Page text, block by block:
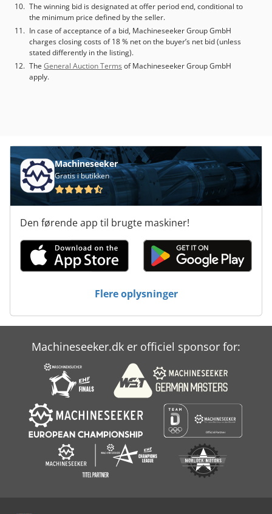
The winning bid is designated at offer period end, conditional to
the minimum price defined by the seller.
In case of acceptance of a bid, Machineseeker Group GmbH
charges closing costs of 18 % net on the buyer’s net bid (unless
stated differently in the listing).
The General Auction Terms of Machineseeker Group GmbH
apply.
Machineseeker
Gratis i butikken
Den førende app til brugte maskiner!
Flere oplysninger
Machineseeker.dk er officiel sponsor for: